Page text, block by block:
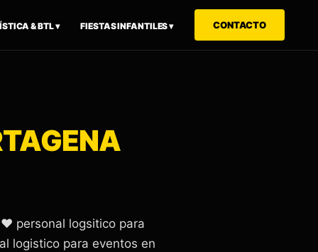
& BTL ▾ FIESTAS INFANTILES ▾ CONTACTO
❤️ personal logsitico para
logistico para eventos en